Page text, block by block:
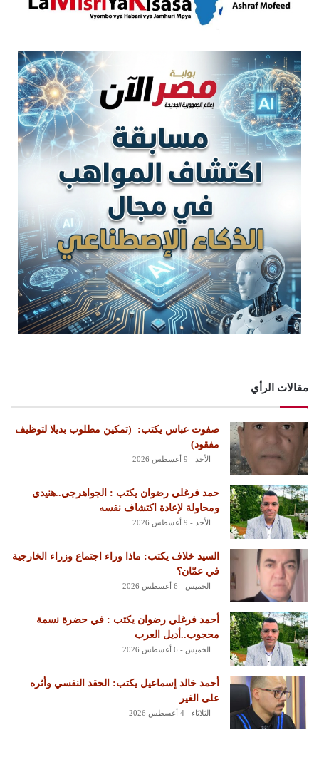
مقالات الرأي
‏صفوت عباس يكتب: ‏ ‏(تمكين مطلوب بديلا لتوظيف
مفقود)
الأحد - 9 أغسطس 2026
حمد فرغلي رضوان يكتب : الجواهرجي..هنيدي
ومحاولة لإعادة اكتشاف نفسه
الأحد - 9 أغسطس 2026
السيد خلاف يكتب: ماذا وراء اجتماع وزراء الخارجية
في عمّان؟
الخميس - 6 أغسطس 2026
أحمد فرغلي رضوان يكتب : في حضرة نسمة
محجوب..أديل العرب
الخميس - 6 أغسطس 2026
أحمد خالد إسماعيل يكتب: الحقد النفسي وأثره
على الغير
الثلاثاء - 4 أغسطس 2026